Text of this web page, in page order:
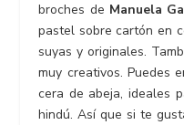
broches de Manuela
pastel sobre cartón en
suyas y originales.
muy creativos. Puedes
cera de abeja, ideales
hindú. Así que si te